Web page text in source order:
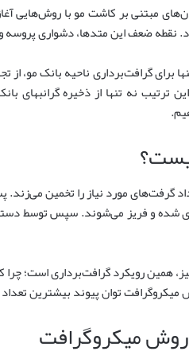
مبتنی بر کاشت مو با
برای گرافت‌برداری ناحیه بانک مو،
ترتیب نه تنها از ذخیره گرانبهای
گرفت‌های مورد نیاز را تخمین
شده و فریز می‌شوند. سپس توسط
همین رویکرد گرافت‌برداری است؛
توان پیوند بیشترین
میکروگرافت